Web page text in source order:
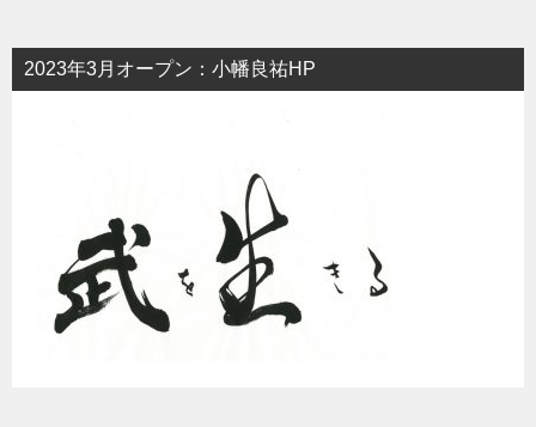
2023年3月オープン：小幡良祐HP